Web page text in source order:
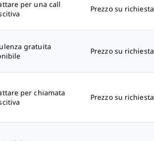
per una call
Prezzo su richiesta
gratuita
Prezzo su richiesta
per chiamata
Prezzo su richiesta